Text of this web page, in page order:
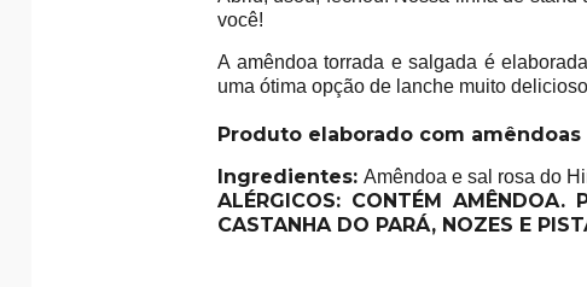
você!
A amêndoa torrada e salgada é
uma ótima opção de lanche muito
Produto elaborado com amêndoas
Ingredientes: Amêndoa e sal rosa do
ALÉRGICOS: CONTÉM AMÊNDOA.
CASTANHA DO PARÁ, NOZES E